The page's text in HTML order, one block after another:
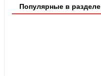
Популярные в разделе